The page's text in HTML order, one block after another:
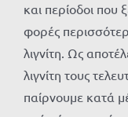
και περίοδοι
φορές
λιγνίτη. Ως
λιγνίτη τους
παίρνουμε κατά